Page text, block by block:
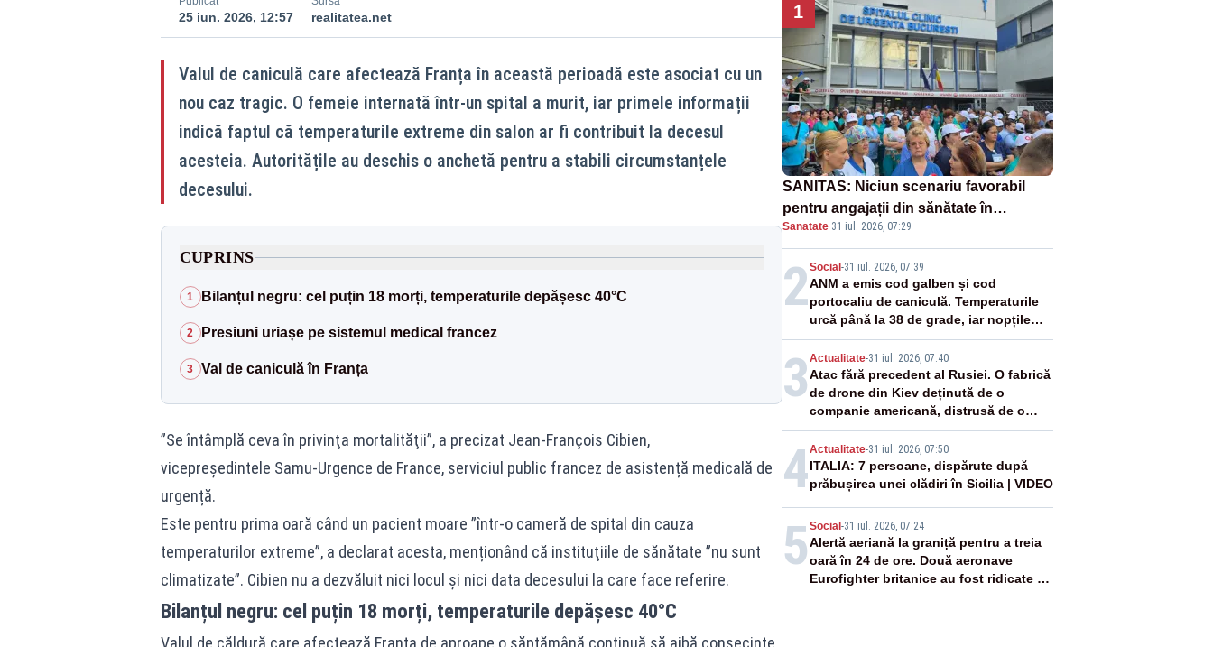
25 iun. 2026, 12:57 realitatea.net
Valul de caniculă care afectează Franța în această perioadă este asociat cu un
nou caz tragic. O femeie internată într-un spital a murit, iar primele informații
indică faptul că temperaturile extreme din salon ar fi contribuit la decesul
acesteia. Autoritățile au deschis o anchetă pentru a stabili circumstanțele
decesului.
CUPRINS
1 Bilanțul negru: cel puțin 18 morți, temperaturile depășesc 40°C
2 Presiuni uriașe pe sistemul medical francez
3 Val de caniculă în Franța
”Se întâmplă ceva în privinţa mortalităţii”, a precizat Jean-François Cibien,
vicepreşedintele Samu-Urgence de France, serviciul public francez de asistență medicală de
urgență.
Este pentru prima oară când un pacient moare ”într-o cameră de spital din cauza
temperaturilor extreme”, a declarat acesta, menționând că instituţiile de sănătate ”nu sunt
climatizate”. Cibien nu a dezvăluit nici locul şi nici data decesului la care face referire.
Bilanțul negru: cel puțin 18 morți, temperaturile depășesc 40°C
Valul de căldură care afectează Franța de aproape o săptămână continuă să aibă consecințe
1
SANITAS: Niciun scenariu favorabil
pentru angajații din sănătate în
proiectul Legii salarizării
Sanatate·31 iul. 2026, 07:29
2Social -31 iul. 2026, 07:39
ANM a emis cod galben și cod
portocaliu de caniculă. Temperaturile
urcă până la 38 de grade, iar nopțile
devin tropicale
3 Actualitate-31 iul. 2026, 07:40
Atac fără precedent al Rusiei. O fabrică
de drone din Kiev deținută de o
companie americană, distrusă de o
rachetă rusească
4Actualitate-31 iul. 2026, 07:50
ITALIA: 7 persoane, dispărute după
prăbușirea unei clădiri în Sicilia | VIDEO
5 Social -31 iul. 2026, 07:24
Alertă aeriană la graniță pentru a treia
oară în 24 de ore. Două aeronave
Eurofighter britanice au fost ridicate de